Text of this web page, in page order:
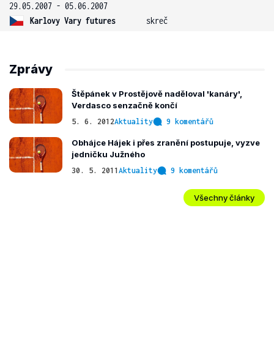
29.05.2007 - 05.06.2007
Karlovy Vary futures
skreč
Zprávy
Štěpánek v Prostějově naděloval 'kanáry',
Verdasco senzačně končí
5. 6. 2012Aktuality 9 komentářů
Obhájce Hájek i přes zranění postupuje, vyzve
jedničku Južného
30. 5. 2011Aktuality 9 komentářů
Všechny články